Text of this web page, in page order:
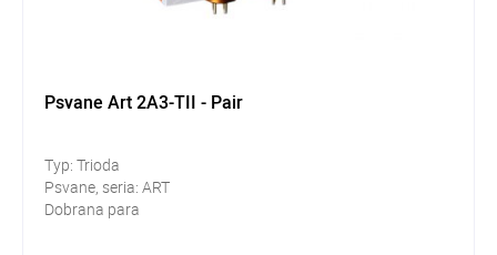
Psvane Art 2A3-TII - Pair
Typ: Trioda
Psvane, seria: ART
Dobrana para